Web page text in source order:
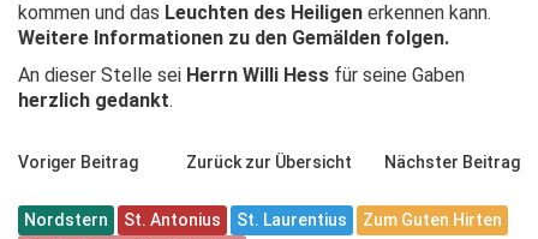
kommen und das Leuchten des Heiligen erkennen kann.
Weitere Informationen zu den Gemälden folgen.
An dieser Stelle sei Herrn Willi Hess für seine Gaben
herzlich gedankt.
Voriger Beitrag Zurück zur Übersicht Nächster Beitrag
Nordstern St. Antonius St. Laurentius
Zum Guten Hirten